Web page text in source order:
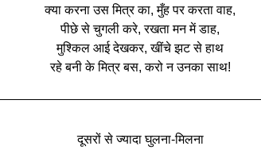
क्‍या करना उस मित्र का, मुँह पर करता वाह,
पीछे से चुगली करे, रखता मन में डाह,
मुश्किल आई देखकर, खींचे झट से हाथ
रहे बनी के मित्र बस, करो न उनका साथ!
दूसरों से ज्यादा घुलना-मिलना